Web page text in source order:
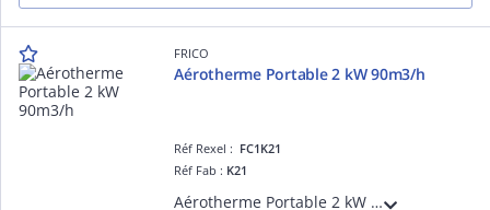
FRICO
Aérotherme Portable 2 kW 90m3/h
Réf Rexel : FC1K21
Réf Fab : K21
Aérotherme Portable 2 kW 90m3/h, coloris blanc RAL9016, poignée de transport